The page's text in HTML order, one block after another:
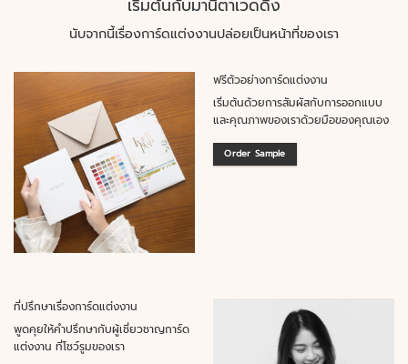
เริ่มต้นกับมานิตาเวดดิ้ง
นับจากนี้เรื่องการ์ดแต่งงานปล่อยเป็นหน้าที่ของเรา
ฟรีตัวอย่างการ์ดแต่งงาน
เริ่มต้นด้วยการสัมผัสกับการออกแบบ
และคุณภาพของเราด้วยมือของคุณเอง
Order Sample
ที่ปรึกษาเรื่องการ์ดแต่งงาน
พูดคุยให้คำปรึกษากับผู้เชี่ยวชาญการ์ด
แต่งงาน ที่โชว์รูมของเรา